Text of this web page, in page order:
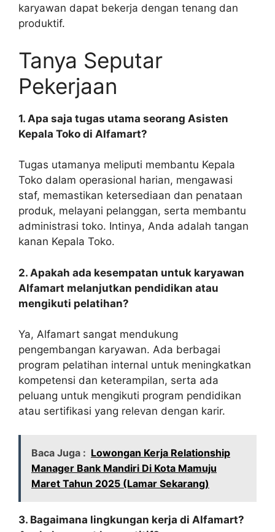
karyawan dapat bekerja dengan tenang dan
produktif.
Tanya Seputar
Pekerjaan
1. Apa saja tugas utama seorang Asisten
Kepala Toko di Alfamart?
Tugas utamanya meliputi membantu Kepala
Toko dalam operasional harian, mengawasi
staf, memastikan ketersediaan dan penataan
produk, melayani pelanggan, serta membantu
administrasi toko. Intinya, Anda adalah tangan
kanan Kepala Toko.
2. Apakah ada kesempatan untuk karyawan
Alfamart melanjutkan pendidikan atau
mengikuti pelatihan?
Ya, Alfamart sangat mendukung
pengembangan karyawan. Ada berbagai
program pelatihan internal untuk meningkatkan
kompetensi dan keterampilan, serta ada
peluang untuk mengikuti program pendidikan
atau sertifikasi yang relevan dengan karir.
Baca Juga : Lowongan Kerja Relationship
Manager Bank Mandiri Di Kota Mamuju
Maret Tahun 2025 (Lamar Sekarang)
3. Bagaimana lingkungan kerja di Alfamart?